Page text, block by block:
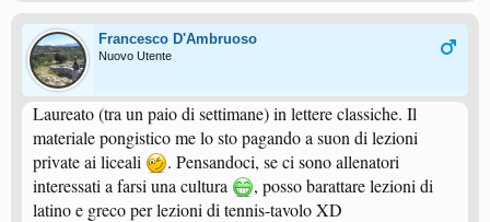
Francesco D'Ambruoso
Nuovo Utente
Laureato (tra un paio di settimane) in lettere classiche. Il
materiale pongistico me lo sto pagando a suon di lezioni
private ai liceali
. Pensandoci, se ci sono allenatori
interessati a farsi una cultura
, posso barattare lezioni di
latino e greco per lezioni di tennis-tavolo XD